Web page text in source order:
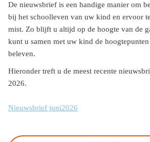
De nieuwsbrief is een handige manier om
bij het schoolleven van uw kind en ervoor
mist. Zo blijft u altijd op de hoogte van de
kunt u samen met uw kind de
beleven.
Hieronder treft u de meest recente
2026.
Nieuwsbrief juni2026